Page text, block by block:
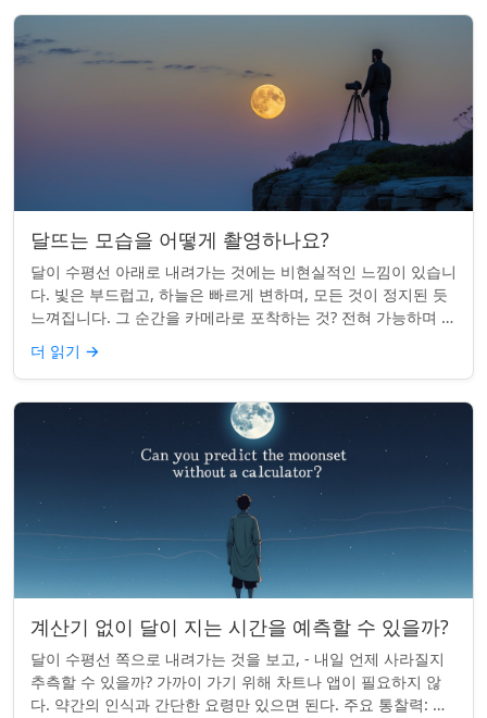
달뜨는 모습을 어떻게 촬영하나요?
달이 수평선 아래로 내려가는 것에는 비현실적인 느낌이 있습니
다. 빛은 부드럽고, 하늘은 빠르게 변하며, 모든 것이 정지된 듯
느껴집니다. 그 순간을 카메라로 포착하는 것? 전혀 가능하며 가
치가 있습니다. 간단한 팁:...
더 읽기 →
계산기 없이 달이 지는 시간을 예측할 수 있을까?
달이 수평선 쪽으로 내려가는 것을 보고, - 내일 언제 사라질지
추측할 수 있을까? 가까이 가기 위해 차트나 앱이 필요하지 않
다. 약간의 인식과 간단한 요령만 있으면 된다. 주요 통찰력: 오